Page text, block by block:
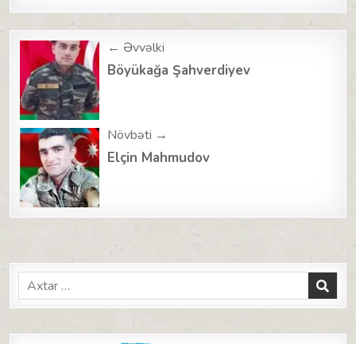
Post
navigation
← Əvvəlki
Böyükağa Şahverdiyev
Növbəti →
Elçin Mahmudov
Search
for: